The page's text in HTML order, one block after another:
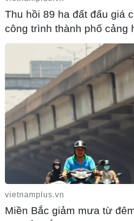
06/08/2026 09:13
Du lịch 2/9: Điểm đến
được “sống cùng văn hóa
06/08/2026 08:40
Làng chài Ine và
đẹp bình yên của vùng
06/08/2026 05:20
Về miền bình yên của
05/08/2026 21:53
Thu hồi 89 ha đất đấu giá
công trình thành phố cảng
vietnamplus.vn
Miền Bắc giảm mưa từ